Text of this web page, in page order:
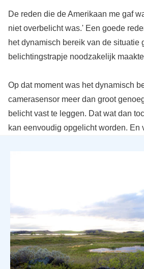
De reden die de Amerikaan me gaf
niet overbelicht was.' Een goede
het dynamisch bereik van de situatie
belichtingstrapje noodzakelijk
Op dat moment was het dynamisch
camerasensor meer dan groot
belicht vast te leggen. Dat wat dan
kan eenvoudig opgelicht worden. En